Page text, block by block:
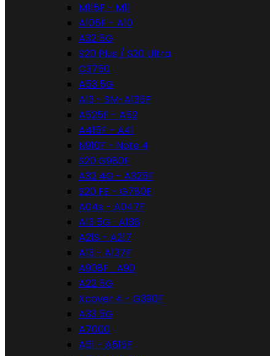
M115F - M11
A105F - A10
A32 5G
S20 Plus / S20 Ultra
C3750
A53 5G
A13 - SM-A135F
A525F - A52
A415F - A41
N910F - Note 4
S20 G980F
A32 4G - A325F
S20 FE - G780F
A04s - A047F
A13 5G_A136
A21S - A217
A13 - A137F
A908F_A90
A22 5G
Xcover 4 - G390F
A33 5G
A7000
A51 - A515F